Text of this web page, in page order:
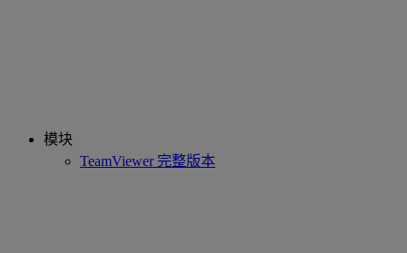
模块
TeamViewer 完整版本